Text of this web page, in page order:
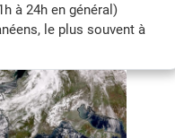
à 24h en général)
le plus souvent à
ou quelques jours,
localement de lourds
se produisent trois à six